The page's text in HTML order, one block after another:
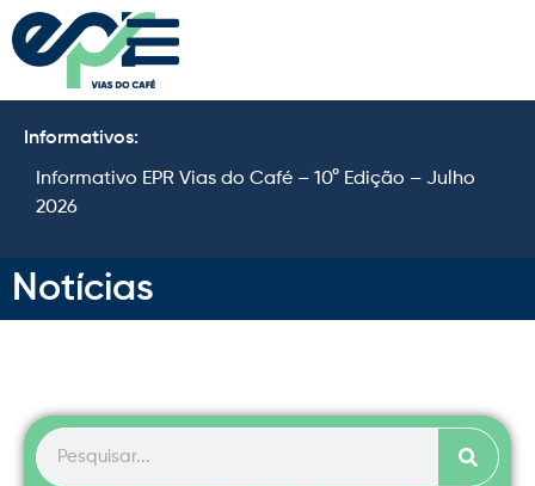
Informativos:
Informativo EPR Vias do Café – 10° Edição – Julho
2026
Notícias